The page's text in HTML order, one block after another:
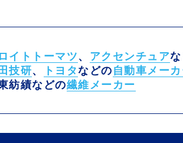
イトトーマツ、 アクセンチュア
技研、 トヨタなどの自動車メーカ
紡績などの繊維メーカー